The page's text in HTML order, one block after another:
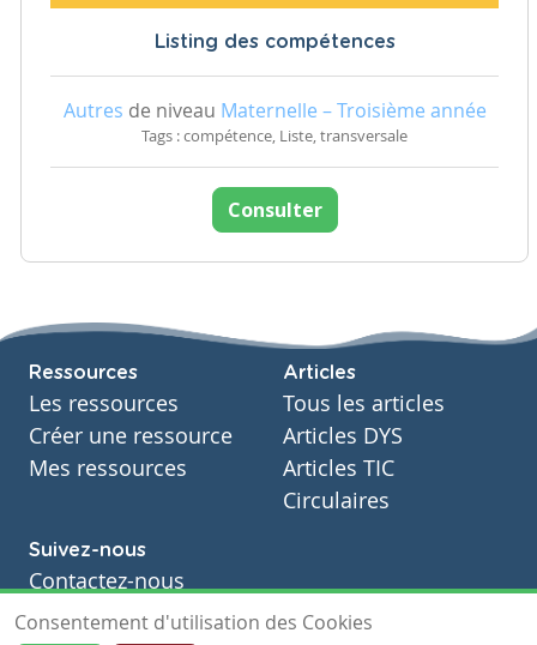
Listing des compétences
Autres de niveau Maternelle – Troisième année
Tags : compétence, Liste, transversale
Consulter
Ressources
Les ressources
Créer une ressource
Mes ressources
Articles
Tous les articles
Articles DYS
Articles TIC
Circulaires
Suivez-nous
Contactez-nous
Soutien scolaire
Consentement d'utilisation des Cookies